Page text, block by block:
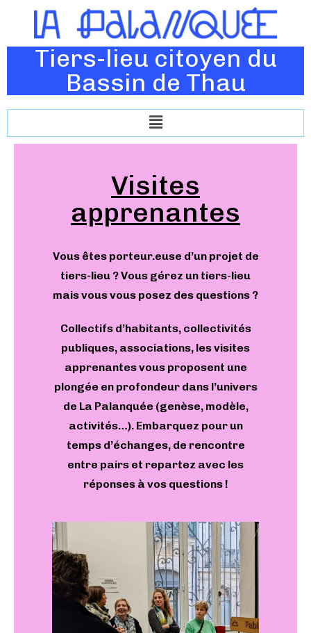
Tiers-lieu citoyen du
Bassin de Thau
Visites
apprenantes
Vous êtes porteur.euse d’un projet de
tiers-lieu ? Vous gérez un tiers-lieu
mais vous vous posez des questions ?
Collectifs d’habitants, collectivités
publiques, associations, les visites
apprenantesvous proposent une
plongée en profondeur dans l’univers
de La Palanquée (genèse, modèle,
activités…). Embarquez pour un
temps d’échanges, de rencontre
entre pairs et repartez avec les
réponses à vos questions !